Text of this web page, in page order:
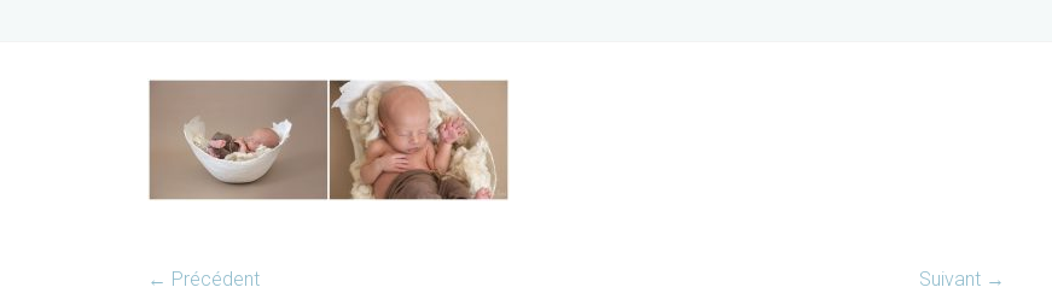
← Précédent Suivant →